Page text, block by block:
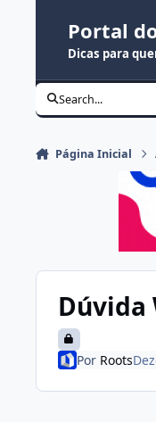
Portal
Dicas para
Search...
Página Inicial
Dúvida
Por Roots